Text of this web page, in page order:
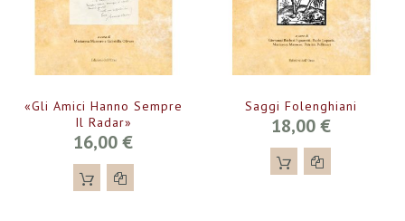
«Gli Amici Hanno Sempre
Il Radar»
16,00 €
Saggi Folenghiani
18,00 €